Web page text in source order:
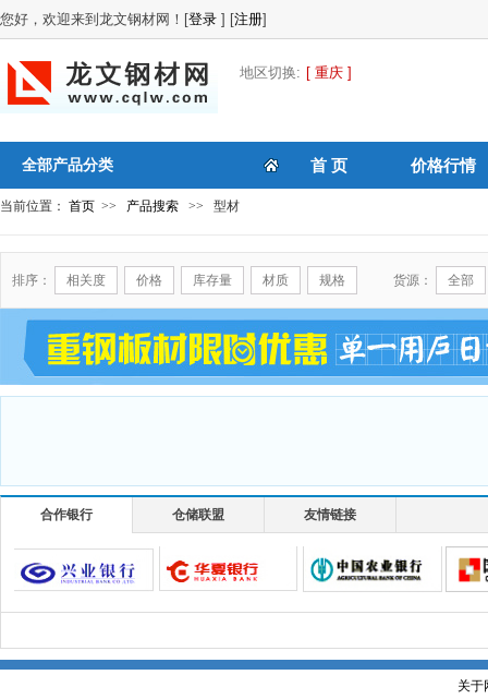
您好，欢迎来到龙文钢材网！[登录 ] [注册]
地区切换: [ 重庆 ]
全部产品分类 首 页 价格行情
当前位置： 首页 >> 产品搜索 >> 型材
排序： 相关度 价格 库存量 材质 规格 货源： 全部
合作银行 仓储联盟 友情链接
关于